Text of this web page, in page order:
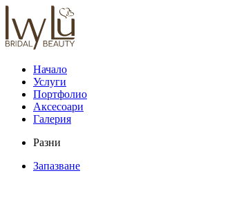
Начало
Услуги
Портфолио
Аксесоари
Галерия
Разни
Запазване